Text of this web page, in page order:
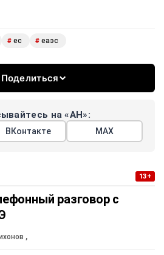
# ес # еаэс
Поделиться
на «АН»:
ВКонтакте МАХ
13+
разговор с
,